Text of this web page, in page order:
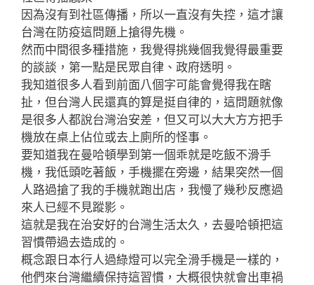
因為沒有到社區傳播，所以一直沒有失控，這才讓
台灣在防疫這問題上搶得先機。
然而中間很多種措施，我覺得挑幾個我覺得最重要
的談談，第一點是民眾自律、政府透明。
我知道很多人看到前面八個字可能會覺得我在瞎
扯，但台灣人民還真的算是挺自律的，這問題就像
是很多人都說台灣治安差，但又可以大大方方把手
機放在桌上佔位或去上廁所的怪事。
要知道我在曼哈頓學到第一個乖就是吃飯不滑手
機，我低頭吃著飯，手機擺在旁邊，結果突然一個
人路過搶了我的手機就跑出店，我慢了幾秒反應過
來人已經不見蹤影。
這就是我在治安好的台灣生活太久，去曼哈頓把這
習慣帶過去造成的。
概念跟日本行人過綠燈可以完全滑手機是一樣的，
他們來台灣繼續保持這習慣，大概很快就會出車禍